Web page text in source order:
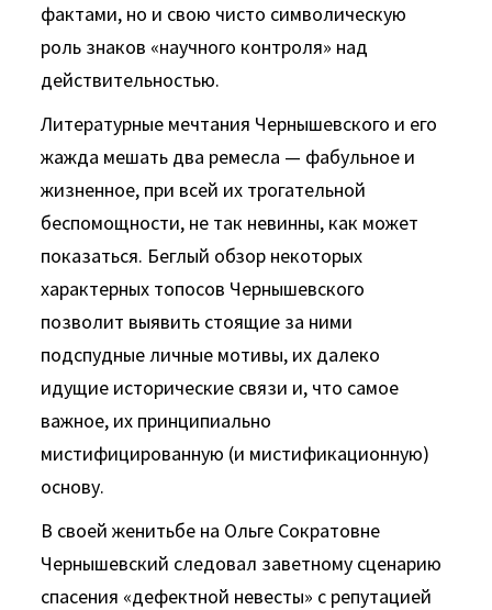
фактами, но и свою чисто символи­ческую
роль знаков «научного контроля» над
действительностью.
Литературные мечтания Чернышевского и его
жажда ме­шать два ремесла — фабульное и
жизненное, при всей их трога­тельной
беспомощности, не так невинны, как может
показать­ся. Беглый обзор некоторых
характерных топосов Чернышевского
позволит выявить стоящие за ними
подспудные личные мотивы, их далеко
идущие исторические связи и, что самое
важное, их принципиально
мистифицированную (и мистификационную)
основу.
В своей женитьбе на Ольге Сократовне
Чернышевский следовал заветному сценарию
спасения «дефектной невесты» с репутацией